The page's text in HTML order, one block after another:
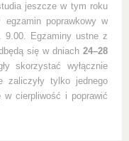
jeszcze w tym roku
egzamin poprawkowy w
Egzaminy ustne z
się w dniach 24–28
skorzystać wyłącznie
zaliczyły tylko jednego
cierpliwość i poprawić